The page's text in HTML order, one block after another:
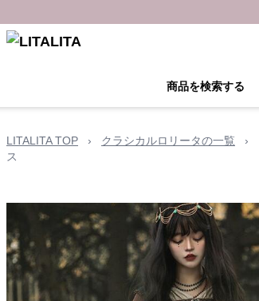
商品を検索する
LITALITA TOP › クラシカルロリータの一覧 ›
ス